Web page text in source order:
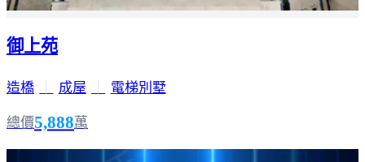
御上苑
造橋 成屋 電梯別墅
總價5,888萬